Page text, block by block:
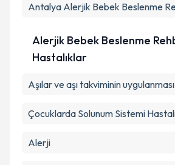
Antalya Alerjik Bebek Beslenme
Alerjik Bebek Beslenme
Hastalıklar
Aşılar ve aşı takviminin uygulanması
Çocuklarda Solunum Sistemi
Alerji